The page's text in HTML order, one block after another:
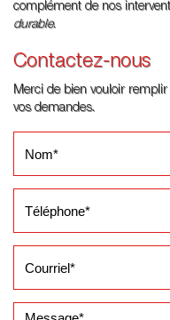
complément de nos
durable.
Contactez-nous
Merci de bien vouloir
vos demandes.